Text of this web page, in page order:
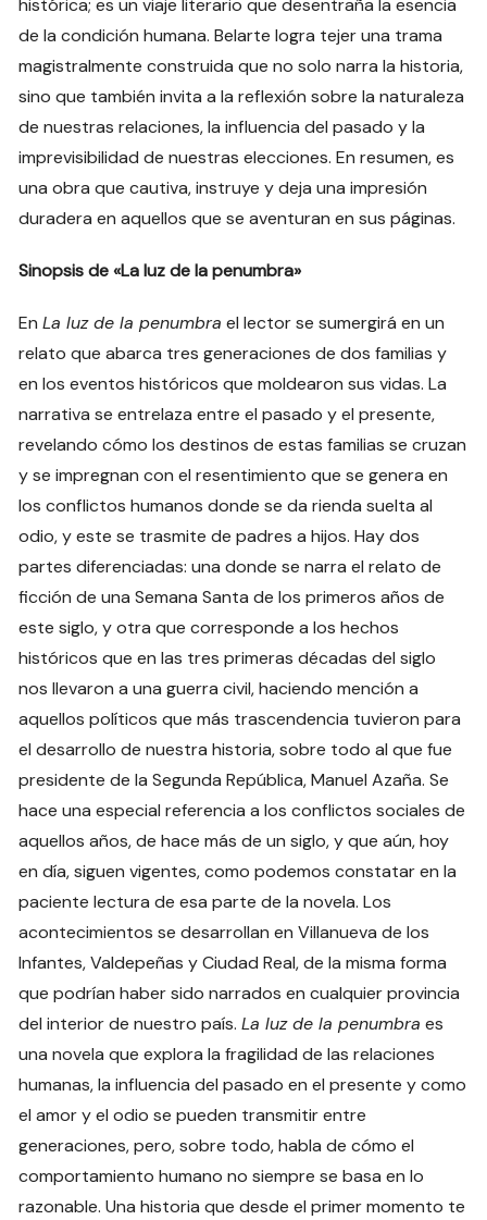
histórica; es un viaje literario que desentraña la esencia
de la condición humana. Belarte logra tejer una trama
magistralmente construida que no solo narra la historia,
sino que también invita a la reflexión sobre la naturaleza
de nuestras relaciones, la influencia del pasado y la
imprevisibilidad de nuestras elecciones. En resumen, es
una obra que cautiva, instruye y deja una impresión
duradera en aquellos que se aventuran en sus páginas.
Sinopsis de «La luz de la penumbra»
EnLa luz de la penumbra el lector se sumergirá en un
relato que abarca tres generaciones de dos familias y
en los eventos históricos que moldearon sus vidas. La
narrativa se entrelaza entre el pasado y el presente,
revelando cómo los destinos de estas familias se cruzan
y se impregnan con el resentimiento que se genera en
los conflictos humanos donde se da rienda suelta al
odio, y este se trasmite de padres a hijos. Hay dos
partes diferenciadas: una donde se narra el relato de
ficción de una Semana Santa de los primeros años de
este siglo, y otra que corresponde a los hechos
históricos que en las tres primeras décadas del siglo
nos llevaron a una guerra civil, haciendo mención a
aquellos políticos que más trascendencia tuvieron para
el desarrollo de nuestra historia, sobre todo al que fue
presidente de la Segunda República, Manuel Azaña. Se
hace una especial referencia a los conflictos sociales de
aquellos años, de hace más de un siglo, y que aún, hoy
en día, siguen vigentes, como podemos constatar en la
paciente lectura de esa parte de la novela. Los
acontecimientos se desarrollan en Villanueva de los
Infantes, Valdepeñas y Ciudad Real, de la misma forma
que podrían haber sido narrados en cualquier provincia
del interior de nuestro país.La luz de la penumbra es
una novela que explora la fragilidad de las relaciones
humanas, la influencia del pasado en el presente y como
el amor y el odio se pueden transmitir entre
generaciones, pero, sobre todo, habla de cómo el
comportamiento humano no siempre se basa en lo
razonable. Una historia que desde el primer momento te